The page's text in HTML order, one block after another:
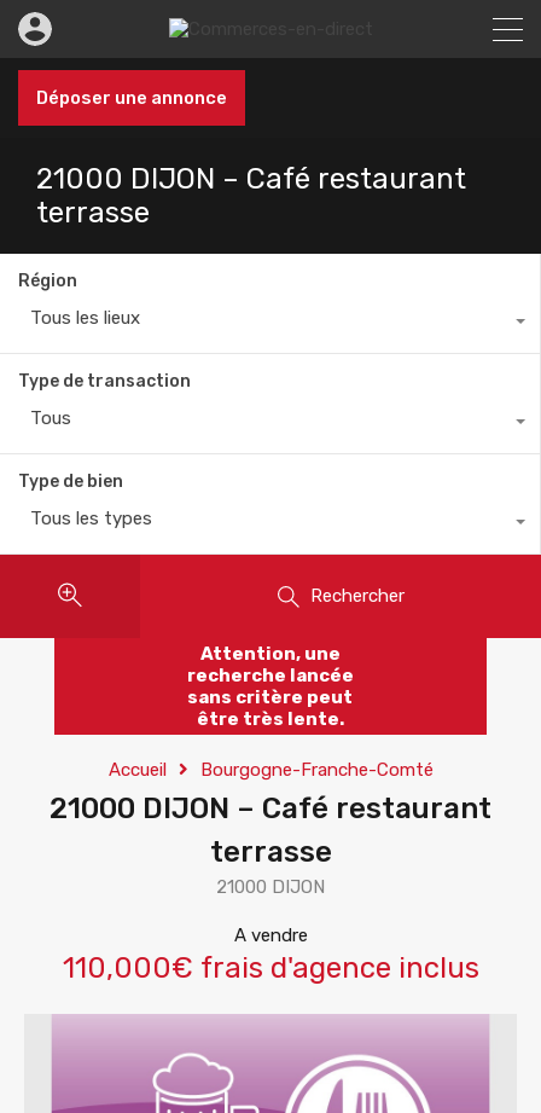
Déposer une annonce
21000 DIJON – Café restaurant
terrasse
Région
Tous les lieux
Type de transaction
Tous
Type de bien
Tous les types
Rechercher
Attention, une
recherche lancée
sans critère peut
être très lente.
Accueil Bourgogne-Franche-Comté
21000 DIJON – Café restaurant
terrasse
21000 DIJON
A vendre
110,000€ frais d'agence inclus